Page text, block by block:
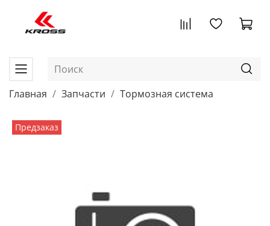
Главная Запчасти Тормозная система
Предзаказ